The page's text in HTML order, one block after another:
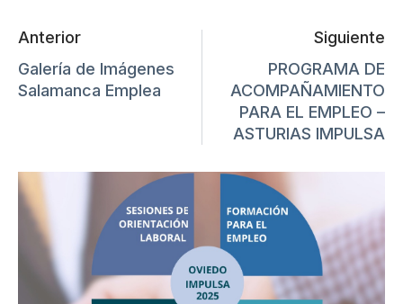
Anterior
Galería de Imágenes
Salamanca Emplea
Siguiente
PROGRAMA DE
ACOMPAÑAMIENTO
PARA EL EMPLEO –
ASTURIAS IMPULSA